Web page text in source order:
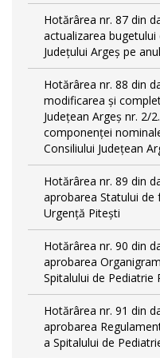
Hotărârea nr. 87 din
actualizarea
Județului Argeș pe
Hotărârea nr. 88 din
modificarea și
Județean Argeș nr. 2/
componenței
Consiliului Județean
Hotărârea nr. 89 din
aprobarea Statului de
Urgență Pitești
Hotărârea nr. 90 din
aprobarea
Spitalului de Pediatrie
Hotărârea nr. 91 din
aprobarea
a Spitalului de